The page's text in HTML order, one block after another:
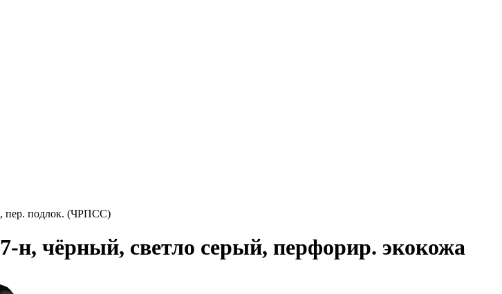
пер. подлок. (ЧРПСС)
н, чёрный, светло серый, перфорир. экокожа